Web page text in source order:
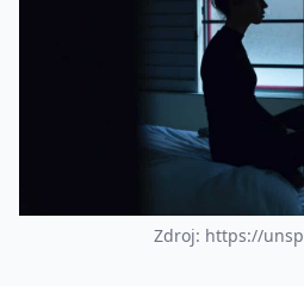
Zdroj: https://unsp